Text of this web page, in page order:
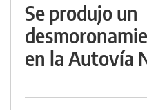
Se produjo un
en la Autovía